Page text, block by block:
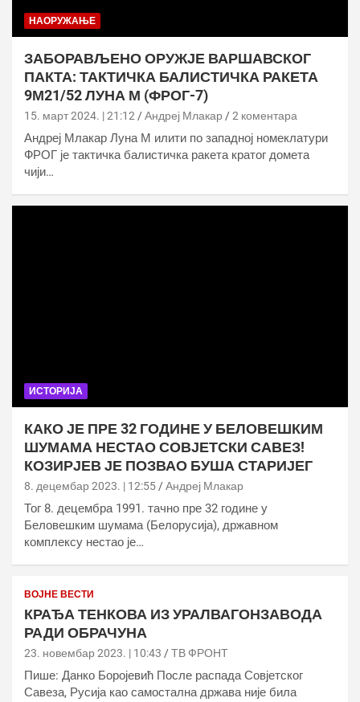
НАОРУЖАЊЕ
ЗАБОРАВЉЕНО ОРУЖЈЕ ВАРШАВСКОГ
ПАКТА: ТАКТИЧКА БАЛИСТИЧКА РАКЕТА
9М21/52 ЛУНА М (ФРОГ-7)
15. март 2024. | 21:12 Андреј Млакар 2 коментара
Андреј Млакар Луна М илити по западној номеклатури
ФРОГ је тактичка балистичка ракета кратог домета
чији…
ИСТОРИЈА
КАКО ЈЕ ПРЕ 32 ГОДИНЕ У БЕЛОВЕШКИМ
ШУМАМА НЕСТАО СОВЈЕТСКИ САВЕЗ!
КОЗИРЈЕВ ЈЕ ПОЗВАО БУША СТАРИЈЕГ
8. децембар 2023. | 12:55 Андреј Млакар
Тог 8. децембра 1991. тачно пре 32 године у
Беловешким шумама (Белорусија), државном
комплексу нестао је…
ВОЈНЕ ВЕСТИ
КРАЂА ТЕНКОВА ИЗ УРАЛВАГОНЗАВОДА
РАДИ ОБРАЧУНА
23. новембар 2023. | 10:43 ТВ ФРОНТ
Пише: Данко Боројевић После распада Совјетског
Савеза, Русија као самостална држава није била